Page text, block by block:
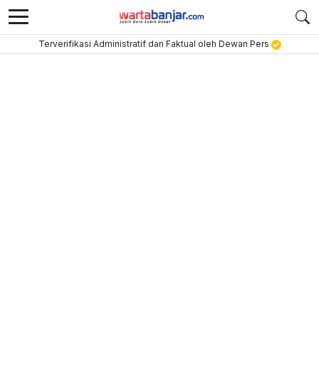
Terverifikasi Administratif dan Faktual oleh Dewan Pers